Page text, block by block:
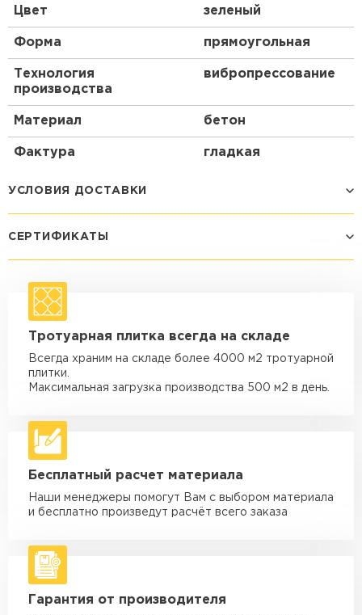
Цвет зеленый
Форма прямоугольная
Технология
производства
вибропрессование
Материал бетон
Фактура гладкая
УСЛОВИЯ ДОСТАВКИ
макс. длина груза 4 м
Машина - 1,5 тн до 20 м3
макс. длина груза 4 м
Машина - 3,5 тн до 30 м3
макс. длина груза 6 м
макс. длина груза 6 м
Машина - 10 тн до 50 м3
макс. длина груза 8 м
Машина - 20 тн до 80 м3
от 5 500 ₽
Манипулятор до 5 тн
макс. длина груза 5 м
Манипулятор до 10 тн
СЕРТИФИКАТЫ
Тротуарная плитка всегда на складе
Всегда храним на складе более 4000 м2 тротуарной
плитки.
Максимальная загрузка производства 500 м2 в день.
Бесплатный расчет материала
Наши менеджеры помогут Вам с выбором материала
и бесплатно произведут расчёт всего заказа
Гарантия от производителя